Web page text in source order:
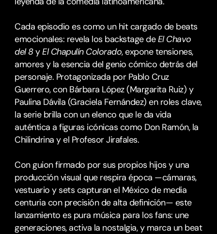
Cada episodio es como un hit cargado de beats
emocionales: revela los backstage de El Chavo
del 8 y El Chapulín Colorado, expone tensiones,
amores y la esencia del genio cómico detrás del
personaje. Protagonizada por Pablo Cruz
Guerrero, con Bárbara López (Margarita Ruiz) y
Paulina Dávila (Graciela Fernández) en roles clave,
la serie brilla con un elenco que le da vida
auténtica a figuras icónicas como Don Ramón, la
Chilindrina y el Profesor Jirafales.
Con guion firmado por sus propios hijos y una
producción visual que respira época —cámaras,
vestuario y sets capturan el México de media
centuria con precisión de alta definición— este
lanzamiento es pura música para los fans: une
generaciones, activa la nostalgia, y marca un beat